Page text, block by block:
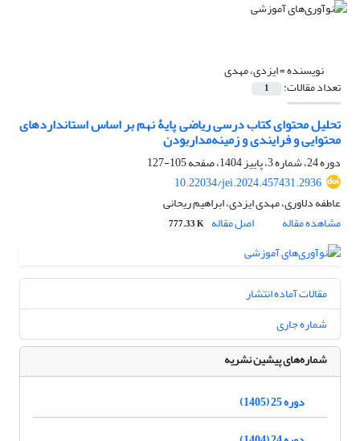
نویسنده =ایزدی، مهدی
تعداد مقالات: 1
تحلیل محتوای کتاب درسی ریاضی پایۀ نهم بر اساس استانداردهای
محتوایی و فرایندی و زمینه‌مداربودن
دوره 24، شماره 3، پاییز 1404، صفحه
105-127
10.22034/jei.2024.457431.2936
عاطفه دلاوری، مهدی ایزدی، ابراهیم ریحانی
مشاهده مقاله
اصل مقاله 777.33 K
مقالات آماده انتشار
شماره جاری
شماره‌های پیشین نشریه
دوره 25 (1405)